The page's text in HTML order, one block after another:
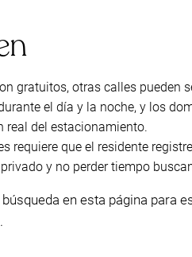
gratuitos, otras calles pueden
el día y la noche, y los
del estacionamiento.
requiere que el residente
y no perder tiempo
en esta página para